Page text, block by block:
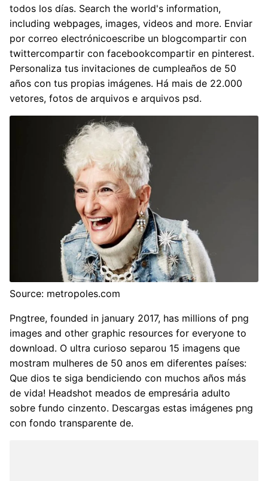
todos los días. Search the world's information,
including webpages, images, videos and more. Enviar
por correo electrónicoescribe un blogcompartir con
twittercompartir con facebookcompartir en pinterest.
Personaliza tus invitaciones de cumpleaños de 50
años con tus propias imágenes. Há mais de 22.000
vetores, fotos de arquivos e arquivos psd.
Source: metropoles.com
Pngtree, founded in january 2017, has millions of png
images and other graphic resources for everyone to
download. O ultra curioso separou 15 imagens que
mostram mulheres de 50 anos em diferentes países:
Que dios te siga bendiciendo con muchos años más
de vida! Headshot meados de empresária adulto
sobre fundo cinzento. Descargas estas imágenes png
con fondo transparente de.